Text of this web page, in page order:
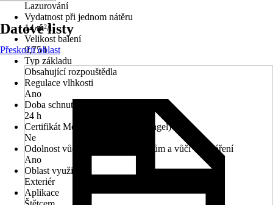
Lazurování
Vydatnost při jednom nátěru
14 m²/l
Velikost balení
0,75 l
Typ základu
Obsahující rozpouštědla
Regulace vlhkosti
Ano
Doba schnutí cca
24 h
Certifikát Modrý anděl (Blauer Engel)
Ne
Odolnost vůči povětrnostním vlivům a vůči UV záření
Ano
Oblast využití
Exteriér
Aplikace
Datové listy
Přeskočit oblast